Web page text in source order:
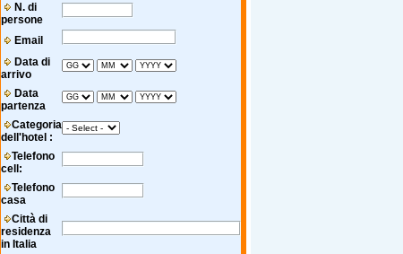
N. di
persone
Email
Data di
arrivo
Data
partenza
Categoria
dell'hotel :
Telefono
cell:
Telefono
casa
Città di
residenza
in Italia